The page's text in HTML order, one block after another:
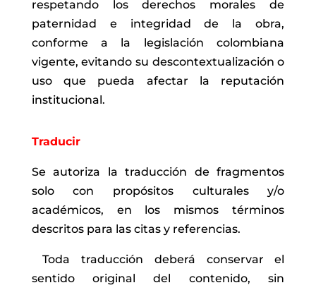
respetando los derechos morales de
paternidad e integridad de la obra,
conforme a la legislación colombiana
vigente, evitando su descontextualización o
uso que pueda afectar la reputación
institucional.
Traducir
Se autoriza la traducción de fragmentos
solo con propósitos culturales y/o
académicos, en los mismos términos
descritos para las citas y referencias.
Toda traducción deberá conservar el
sentido original del contenido, sin